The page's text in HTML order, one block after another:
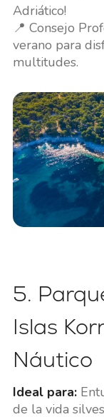
Adriático!
📍 Consejo
verano para
multitudes.
5.
Islas
Náutico
Ideal para:
de la vida